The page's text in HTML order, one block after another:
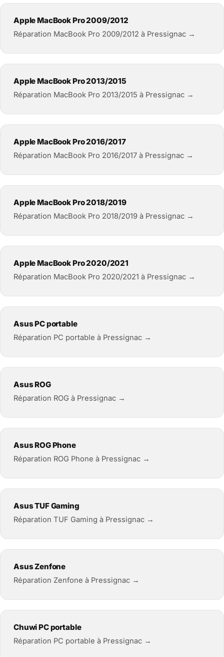
Apple MacBook Pro 2009/2012
Réparation MacBook Pro 2009/2012 à Pressignac →
Apple MacBook Pro 2013/2015
Réparation MacBook Pro 2013/2015 à Pressignac →
Apple MacBook Pro 2016/2017
Réparation MacBook Pro 2016/2017 à Pressignac →
Apple MacBook Pro 2018/2019
Réparation MacBook Pro 2018/2019 à Pressignac →
Apple MacBook Pro 2020/2021
Réparation MacBook Pro 2020/2021 à Pressignac →
Asus PC portable
Réparation PC portable à Pressignac →
Asus ROG
Réparation ROG à Pressignac →
Asus ROG Phone
Réparation ROG Phone à Pressignac →
Asus TUF Gaming
Réparation TUF Gaming à Pressignac →
Asus Zenfone
Réparation Zenfone à Pressignac →
Chuwi PC portable
Réparation PC portable à Pressignac →